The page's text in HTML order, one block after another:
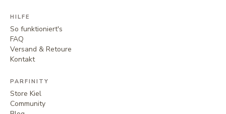
HILFE
So funktioniert's
FAQ
Versand & Retoure
Kontakt
PARFINITY
Store Kiel
Community